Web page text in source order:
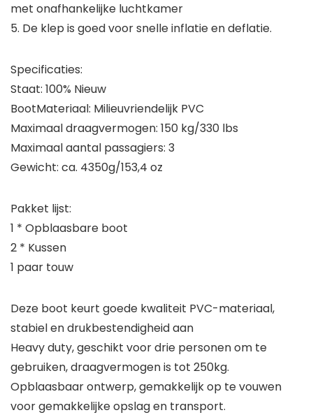
met onafhankelijke luchtkamer
5. De klep is goed voor snelle inflatie en deflatie.
Specificaties:
Staat: 100% Nieuw
BootMateriaal: Milieuvriendelijk PVC
Maximaal draagvermogen: 150 kg/330 lbs
Maximaal aantal passagiers: 3
Gewicht: ca. 4350g/153,4 oz
Pakket lijst:
1 * Opblaasbare boot
2 * Kussen
1 paar touw
Deze boot keurt goede kwaliteit PVC-materiaal,
stabiel en drukbestendigheid aan
Heavy duty, geschikt voor drie personen om te
gebruiken, draagvermogen is tot 250kg.
Opblaasbaar ontwerp, gemakkelijk op te vouwen
voor gemakkelijke opslag en transport.